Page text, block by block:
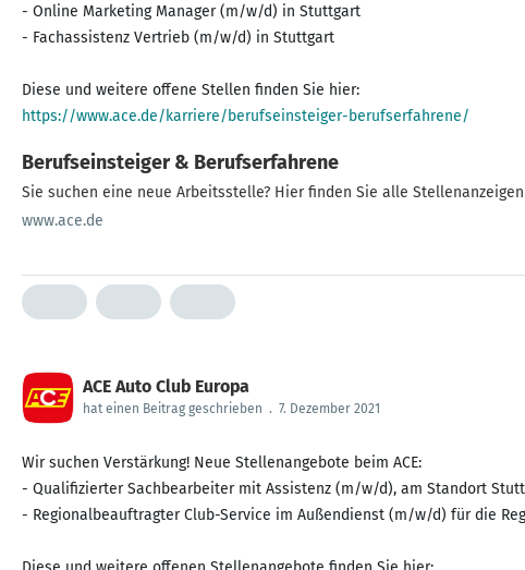
- Online Marketing Manager (m/w/d) in Stuttgart
- Fachassistenz Vertrieb (m/w/d) in Stuttgart
https://www.ace.de/karriere/berufseinsteiger-berufserfahrene/
Berufseinsteiger & Berufserfahrene
Sie suchen eine neue Arbeitsstelle? Hier finden Sie alle
www.ace.de
ACE Auto Club Europa
hat einen Beitrag geschrieben . 7. Dezember 2021
Wir suchen Verstärkung! Neue Stellenangebote beim ACE:
- Qualifizierter Sachbearbeiter mit Assistenz (m/w/d), am Standort
- Regionalbeauftragter Club-Service im Außendienst (m/w/d) für die